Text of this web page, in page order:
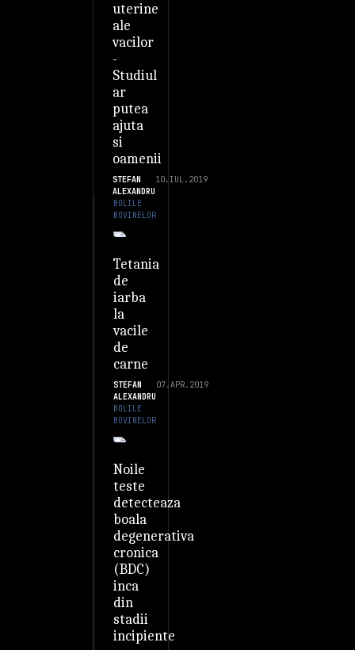
uterine
ale
vacilor
-
Studiul
ar
putea
ajuta
si
oamenii
STEFAN
ALEXANDRU
10.IUL.2019
BOLILE
BOVINELOR
Tetania
de
iarba
la
vacile
de
carne
STEFAN
ALEXANDRU
07.APR.2019
BOLILE
BOVINELOR
Noile
teste
detecteaza
boala
degenerativa
cronica
(BDC)
inca
din
stadii
incipiente